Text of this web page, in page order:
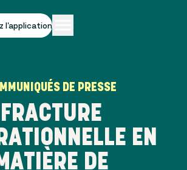
l'application
DE PRESSE
FRACTURE
EN
DE